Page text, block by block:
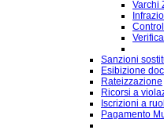
Varchi
Sanzioni
Esibizione
Rateizzazione
Ricorsi a
Iscrizioni a
Pagamento